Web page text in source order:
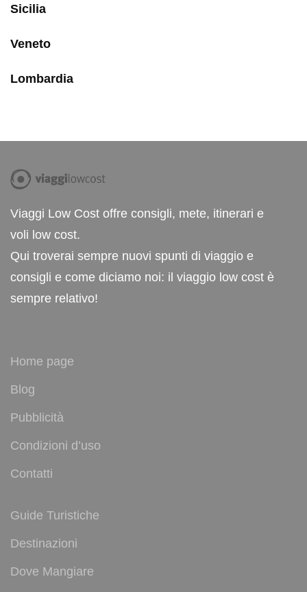
Sicilia
Veneto
Lombardia
Viaggi Low Cost offre consigli, mete, itinerari e
voli low cost.
Qui troverai sempre nuovi spunti di viaggio e
consigli e come diciamo noi: il viaggio low cost è
sempre relativo!
Home page
Blog
Pubblicità
Condizioni d’uso
Contatti
Guide Turistiche
Destinazioni
Dove Mangiare